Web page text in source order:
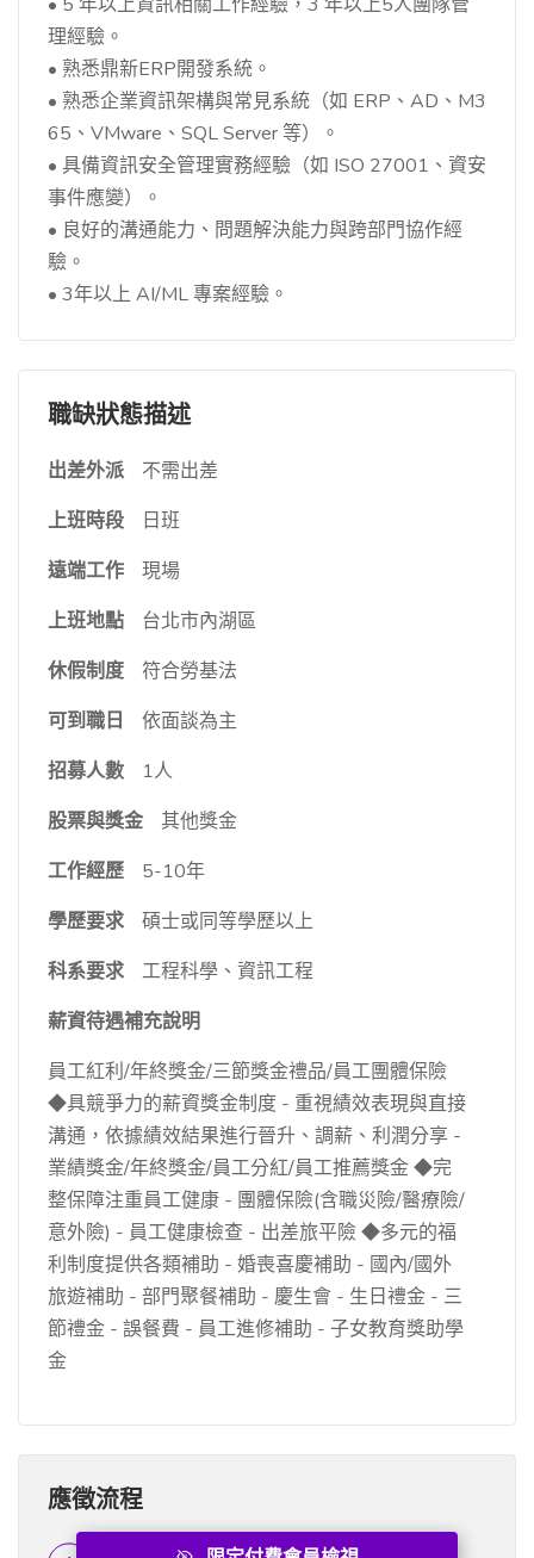
理經驗。
• 熟悉鼎新ERP開發系統。
• 熟悉企業資訊架構與常見系統（如 ERP、AD、M3
65、VMware、SQL Server 等）。
• 具備資訊安全管理實務經驗（如 ISO 27001、資安
事件應變）。
• 良好的溝通能力、問題解決能力與跨部門協作經
驗。
• 3年以上 AI/ML 專案經驗。
職缺狀態描述
出差外派
不需出差
上班時段
日班
遠端工作
現場
上班地點
台北市內湖區
休假制度
符合勞基法
可到職日
依面談為主
招募人數
1人
股票與獎金
其他獎金
工作經歷
5-10年
學歷要求
碩士或同等學歷以上
科系要求
工程科學、資訊工程
薪資待遇補充說明
員工紅利/年終獎金/三節獎金禮品/員工團體保險
◆具競爭力的薪資獎金制度 - 重視績效表現與直接
溝通，依據績效結果進行晉升、調薪、利潤分享 -
業績獎金/年終獎金/員工分紅/員工推薦獎金 ◆完
整保障注重員工健康 - 團體保險(含職災險/醫療險/
意外險) - 員工健康檢查 - 出差旅平險 ◆多元的福
利制度提供各類補助 - 婚喪喜慶補助 - 國內/國外
旅遊補助 - 部門聚餐補助 - 慶生會 - 生日禮金 - 三
節禮金 - 誤餐費 - 員工進修補助 - 子女教育獎助學
金
應徵流程